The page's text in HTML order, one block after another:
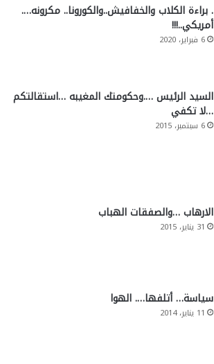
. براءة الكلاب والخفافيش..والكورونا.. مكرونه….
أمريكي..!!!
6 فبراير، 2020
السيد الرئيس ….وحكومتك المغيبه …استقالتكم
…لا تكفي
6 سبتمبر، 2015
الارهاب …والصفقات الهباب
31 يناير، 2015
سياسة… أتلفها…. الهوا
11 يناير، 2014